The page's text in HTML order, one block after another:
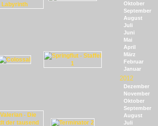
Oktober
September
August
Juli
Juni
Mai
April
März
Februar
Januar
2012
Dezember
November
Oktober
September
August
Juli